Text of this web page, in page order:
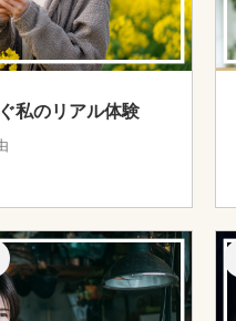
私のリアル体験